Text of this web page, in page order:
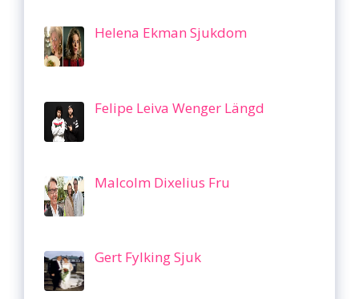
Helena Ekman Sjukdom
Felipe Leiva Wenger Längd
Malcolm Dixelius Fru
Gert Fylking Sjuk